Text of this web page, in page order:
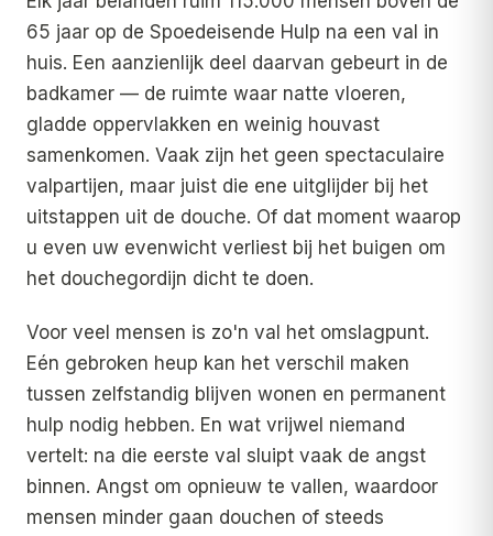
65 jaar op de Spoedeisende Hulp na een val in
huis. Een aanzienlijk deel daarvan gebeurt in de
badkamer — de ruimte waar natte vloeren,
gladde oppervlakken en weinig houvast
samenkomen. Vaak zijn het geen spectaculaire
valpartijen, maar juist die ene uitglijder bij het
uitstappen uit de douche. Of dat moment waarop
u even uw evenwicht verliest bij het buigen om
het douchegordijn dicht te doen.
Voor veel mensen is zo'n val het omslagpunt.
Eén gebroken heup kan het verschil maken
tussen zelfstandig blijven wonen en permanent
hulp nodig hebben. En wat vrijwel niemand
vertelt: na die eerste val sluipt vaak de angst
binnen. Angst om opnieuw te vallen, waardoor
mensen minder gaan douchen of steeds